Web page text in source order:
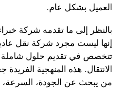
العميل بشكل عام.
بالنظر إلى ما تقدمه شركة
إنها ليست مجرد شركة نقل
تتخصص في تقديم حلول
الانتقال. هذه المنهجية الفريدة
من يبحث عن الجودة، السرعة،